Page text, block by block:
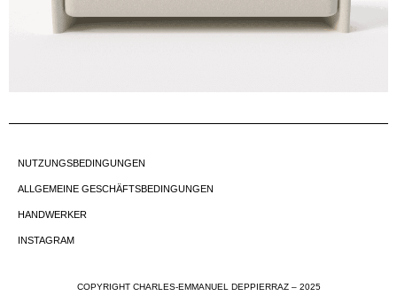
NUTZUNGSBEDINGUNGEN
ALLGEMEINE GESCHÄFTSBEDINGUNGEN
HANDWERKER
INSTAGRAM
COPYRIGHT CHARLES-EMMANUEL DEPPIERRAZ – 2025